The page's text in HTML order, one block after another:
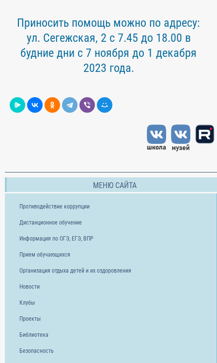
Приносить помощь можно по адресу:
ул. Сегежская, 2 с 7.45 до 18.00 в
будние дни с 7 ноября до 1 декабря
2023 года.
МЕНЮ САЙТА
Противодействие коррупции
Дистанционное обучение
Информация по ОГЭ, ЕГЭ, ВПР
Прием обучающихся
Организация отдыха детей и их оздоровления
Новости
Клубы
Проекты
Библиотека
Безопасность